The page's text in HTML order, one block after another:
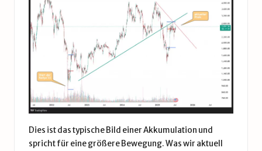
Dies ist das typische Bild einer Akkumulation und
spricht für eine größere Bewegung. Was wir aktuell